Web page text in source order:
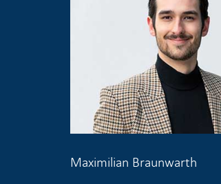
Maximilian Braunwarth